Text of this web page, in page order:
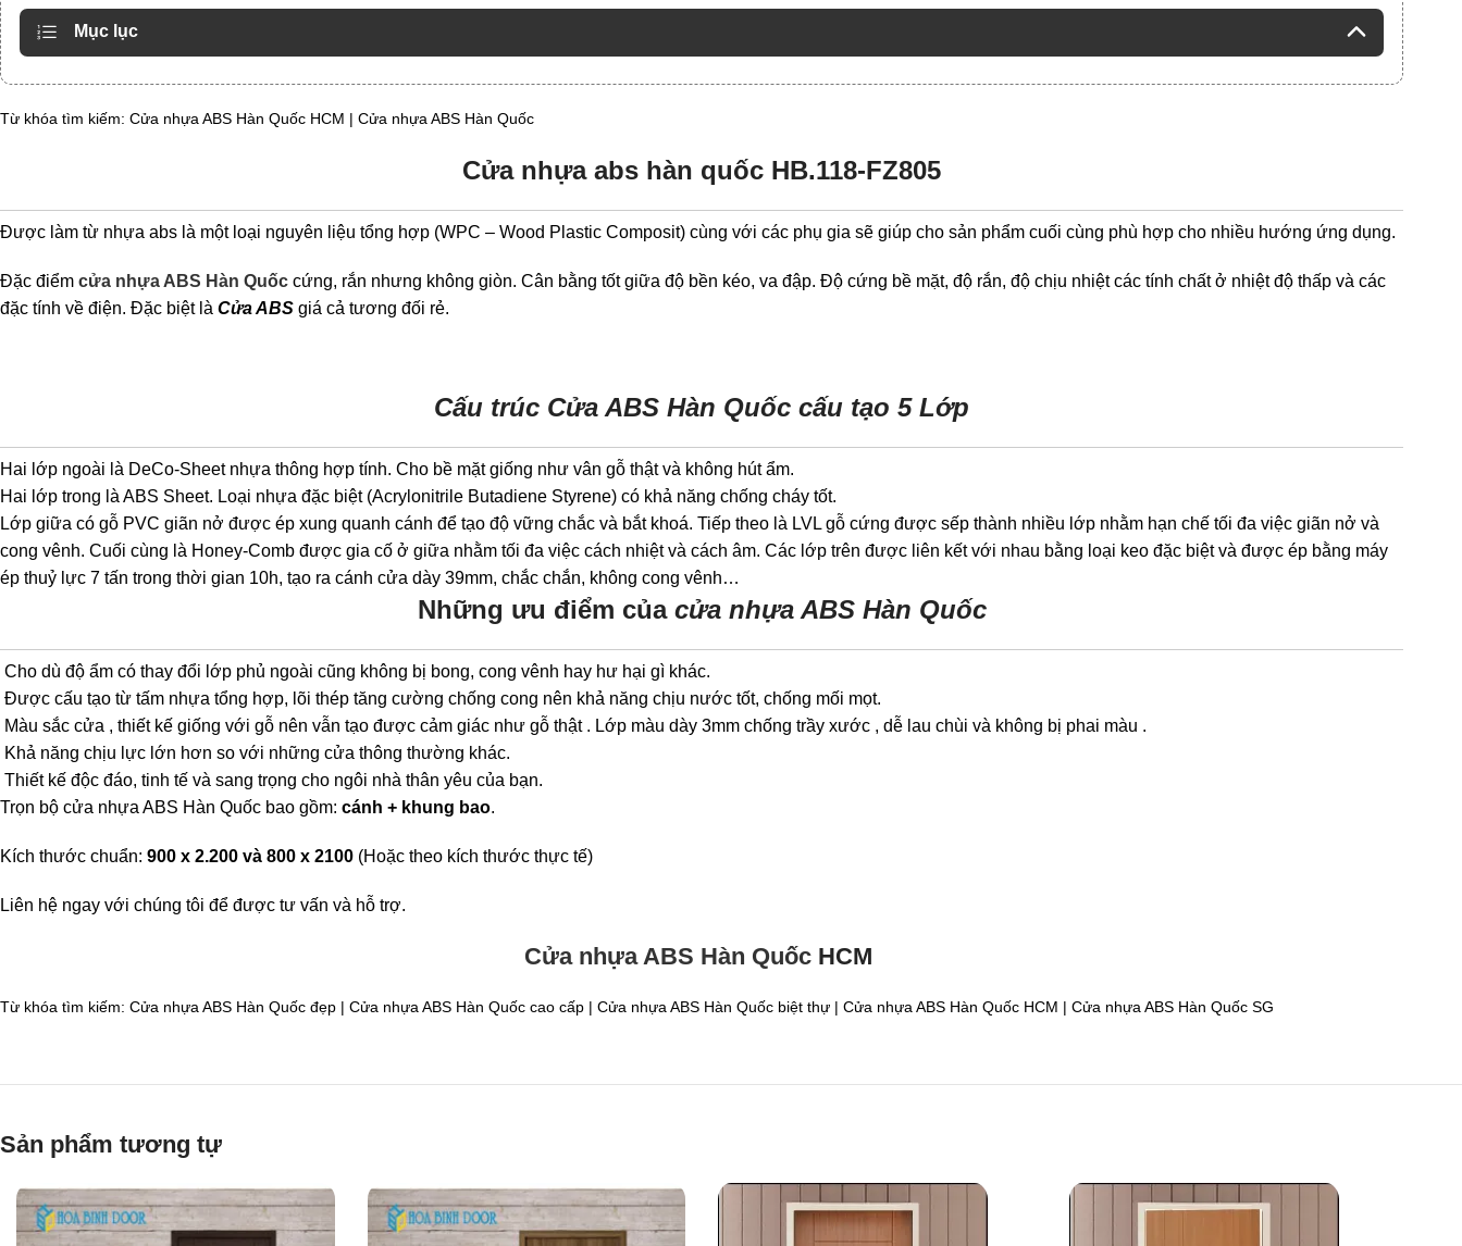
Mục lục
Từ khóa tìm kiếm: Cửa nhựa ABS Hàn Quốc HCM | Cửa nhựa ABS Hàn Quốc
Cửa nhựa abs hàn quốc HB.118-FZ805
Được làm từ nhựa abs là một loại nguyên liệu tổng hợp (WPC – Wood Plastic Composit) cùng với các phụ gia sẽ giúp cho sản phẩm cuối cùng phù hợp cho nhiều hướng ứng dụng.
Đặc điểm cửa nhựa ABS Hàn Quốc cứng, rắn nhưng không giòn. Cân bằng tốt giữa độ bền kéo, va đập. Độ cứng bề mặt, độ rắn, độ chịu nhiệt các tính chất ở nhiệt độ thấp và các
đặc tính về điện. Đặc biệt là Cửa ABS giá cả tương đối rẻ.
Cấu trúc Cửa ABS Hàn Quốc cấu tạo 5 Lớp
Hai lớp ngoài là DeCo-Sheet nhựa thông hợp tính. Cho bề mặt giống như vân gỗ thật và không hút ẩm.
Hai lớp trong là ABS Sheet. Loại nhựa đặc biệt (Acrylonitrile Butadiene Styrene) có khả năng chống cháy tốt.
Lớp giữa có gỗ PVC giãn nở được ép xung quanh cánh để tạo độ vững chắc và bắt khoá. Tiếp theo là LVL gỗ cứng được sếp thành nhiều lớp nhằm hạn chế tối đa việc giãn nở và
cong vênh. Cuối cùng là Honey-Comb được gia cố ở giữa nhằm tối đa việc cách nhiệt và cách âm. Các lớp trên được liên kết với nhau bằng loại keo đặc biệt và được ép bằng máy
ép thuỷ lực 7 tấn trong thời gian 10h, tạo ra cánh cửa dày 39mm, chắc chắn, không cong vênh…
Những ưu điểm của cửa nhựa ABS Hàn Quốc
Cho dù độ ẩm có thay đổi lớp phủ ngoài cũng không bị bong, cong vênh hay hư hại gì khác.
Được cấu tạo từ tấm nhựa tổng hợp, lõi thép tăng cường chống cong nên khả năng chịu nước tốt, chống mối mọt.
Màu sắc cửa , thiết kế giống với gỗ nên vẫn tạo được cảm giác như gỗ thật . Lớp màu dày 3mm chống trầy xước , dễ lau chùi và không bị phai màu .
Khả năng chịu lực lớn hơn so với những cửa thông thường khác.
Thiết kế độc đáo, tinh tế và sang trọng cho ngôi nhà thân yêu của bạn.
Trọn bộ cửa nhựa ABS Hàn Quốc bao gồm: cánh + khung bao.
Kích thước chuẩn: 900 x 2.200 và 800 x 2100 (Hoặc theo kích thước thực tế)
Liên hệ ngay với chúng tôi để được tư vấn và hỗ trợ.
Cửa nhựa ABS Hàn Quốc HCM
Từ khóa tìm kiếm: Cửa nhựa ABS Hàn Quốc đẹp | Cửa nhựa ABS Hàn Quốc cao cấp | Cửa nhựa ABS Hàn Quốc biệt thự | Cửa nhựa ABS Hàn Quốc HCM | Cửa nhựa ABS Hàn Quốc SG
Sản phẩm tương tự